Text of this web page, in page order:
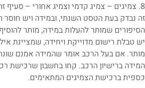
8. צמיגים – צמיג קדמי וצמיג אחורי –
זה נבדק בעת הטסט השנתי, ובמידה ויש
יש טבלת רישום מדוייקת ויחידה, שמציינת
מותר. אם בעל הרכב אומר שהמידה אמנם
המידה ברישיון הרכב. קחו בחשבון שרכישת
כספית ברכישת הצמיגים המתאימים.